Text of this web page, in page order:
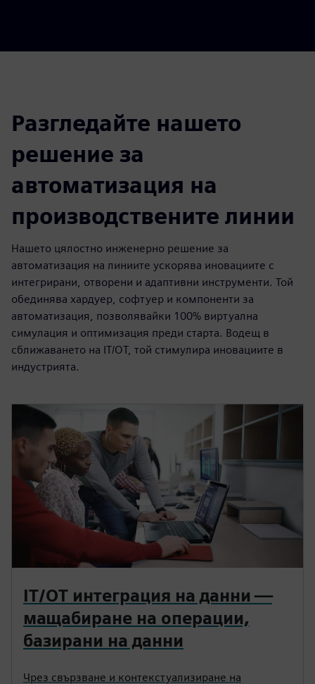
Разгледайте нашето
решение за
автоматизация на
производствените линии
Нашето цялостно инженерно решение за
автоматизация на линиите ускорява иновациите с
интегрирани, отворени и адаптивни инструменти. Той
обединява хардуер, софтуер и компоненти за
автоматизация, позволявайки 100% виртуална
симулация и оптимизация преди старта. Водещ в
сближаването на IT/OT, той стимулира иновациите в
индустрията.
IT/OT интеграция на данни —
мащабиране на операции,
базирани на данни
Чрез свързване и контекстуализиране на